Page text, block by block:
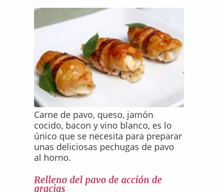
Carne de pavo, queso, jamón
cocido, bacon y vino blanco, es lo
único que se necesita para preparar
unas deliciosas pechugas de pavo
al horno.
Relleno del pavo de acción de
gracias